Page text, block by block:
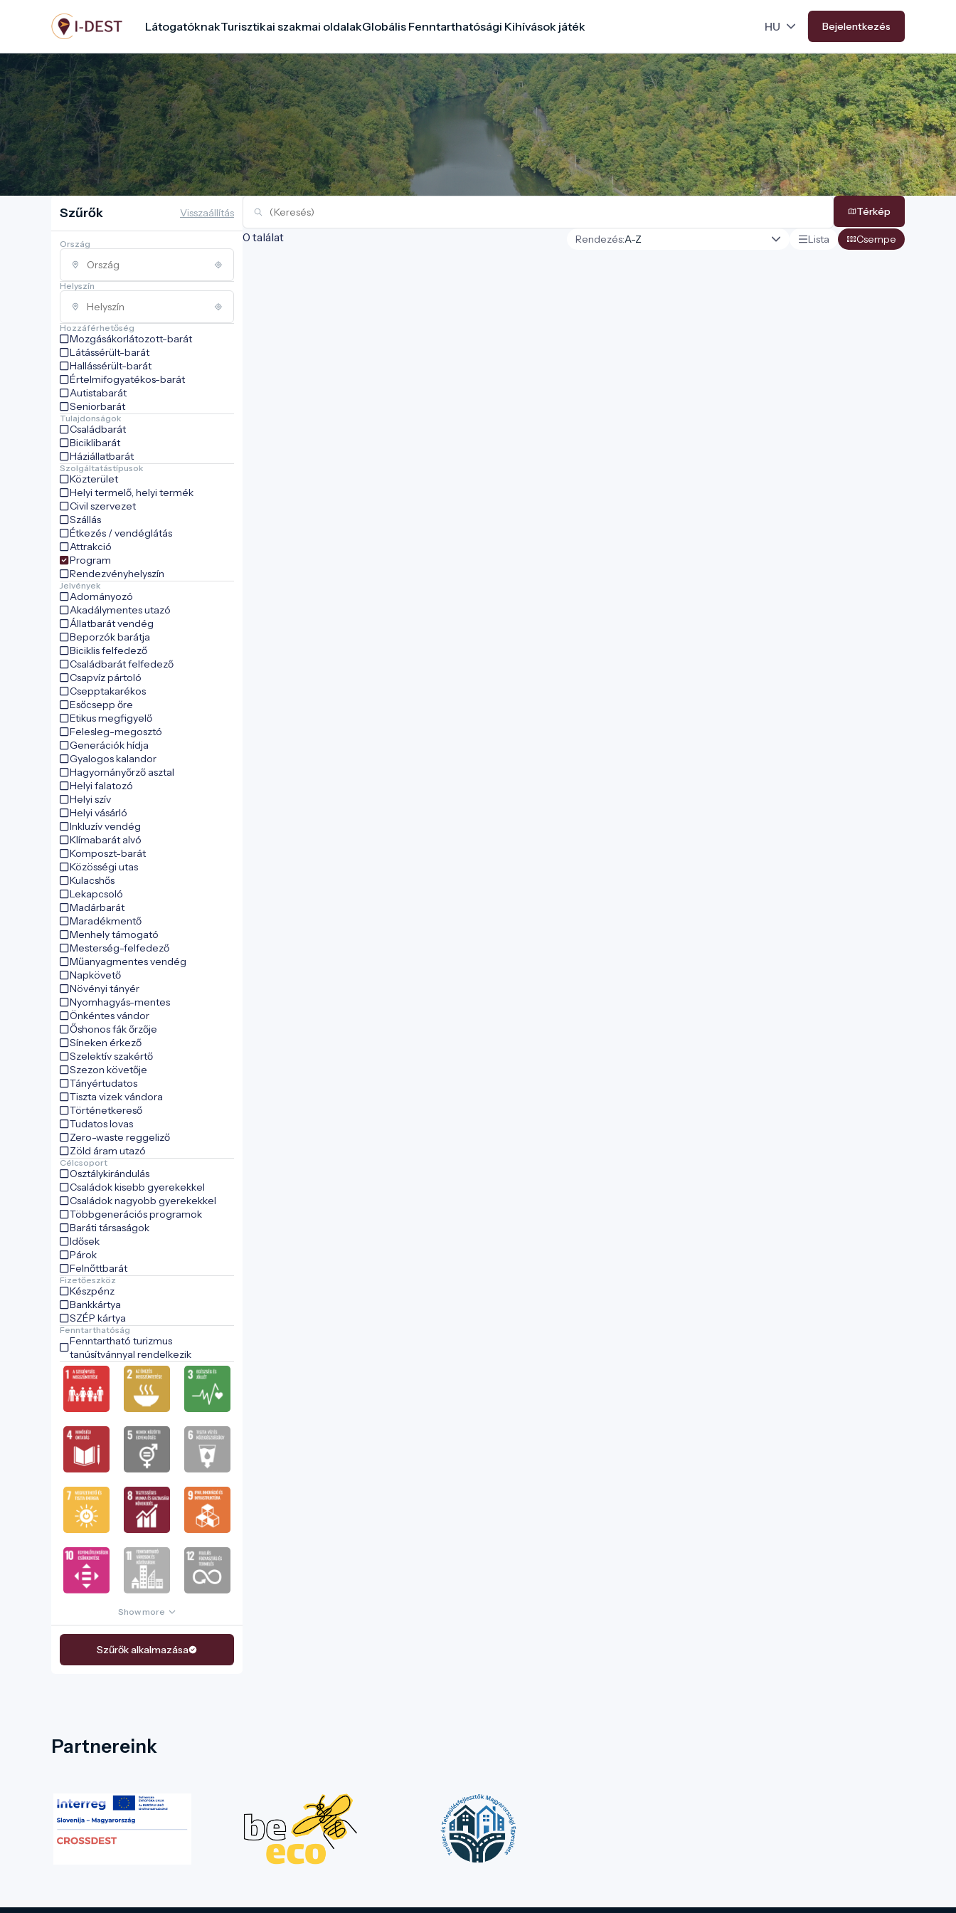
tartalomra
LátogatóknakTurisztikai szakmai oldalakGlobális Fenntarthatósági Kihívások játék Bejelentkezés
Szűrők Visszaállítás
Ország
Helyszín
Hozzáférhetőség
Mozgásákorlátozott-barát
Látássérült-barát
Hallássérült-barát
Értelmifogyatékos-barát
Autistabarát
Seniorbarát
Tulajdonságok
Családbarát
Biciklibarát
Háziállatbarát
Szolgáltatástípusok
Közterület
Helyi termelő, helyi termék
Civil szervezet
Szállás
Étkezés / vendéglátás
Attrakció
Program
Rendezvényhelyszín
Jelvények
Adományozó
Akadálymentes utazó
Állatbarát vendég
Beporzók barátja
Biciklis felfedező
Családbarát felfedező
Csapvíz pártoló
Csepptakarékos
Esőcsepp őre
Etikus megfigyelő
Felesleg-megosztó
Generációk hídja
Gyalogos kalandor
Hagyományőrző asztal
Helyi falatozó
Helyi szív
Helyi vásárló
Inkluzív vendég
Klímabarát alvó
Komposzt-barát
Közösségi utas
Kulacshős
Lekapcsoló
Madárbarát
Maradékmentő
Menhely támogató
Mesterség-felfedező
Műanyagmentes vendég
Napkövető
Növényi tányér
Nyomhagyás-mentes
Önkéntes vándor
Őshonos fák őrzője
Síneken érkező
Szelektív szakértő
Szezon követője
Tányértudatos
Tiszta vizek vándora
Történetkereső
Tudatos lovas
Zero-waste reggeliző
Zöld áram utazó
Célcsoport
Osztálykirándulás
Családok kisebb gyerekekkel
Családok nagyobb gyerekekkel
Többgenerációs programok
Baráti társaságok
Idősek
Párok
Felnőttbarát
Fizetőeszköz
Készpénz
Bankkártya
SZÉP kártya
Fenntarthatóság
Fenntartható turizmus
tanúsítvánnyal rendelkezik
Show more
Szűrők alkalmazása
Térkép
0 találat Rendezés: Lista Csempe
Partnereink